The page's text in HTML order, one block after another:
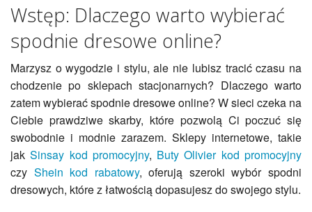
Wstęp: Dlaczego warto wybierać
spodnie dresowe online?
Marzysz o wygodzie i stylu, ale nie lubisz tracić czasu na
chodzenie po sklepach stacjonarnych? Dlaczego warto
zatem wybierać spodnie dresowe online? W sieci czeka na
Ciebie prawdziwe skarby, które pozwolą Ci poczuć się
swobodnie i modnie zarazem. Sklepy internetowe, takie
jakSinsay kod promocyjny, Buty Olivier kod promocyjny
czy Shein kod rabatowy, oferują szeroki wybór spodni
dresowych, które z łatwością dopasujesz do swojego stylu.